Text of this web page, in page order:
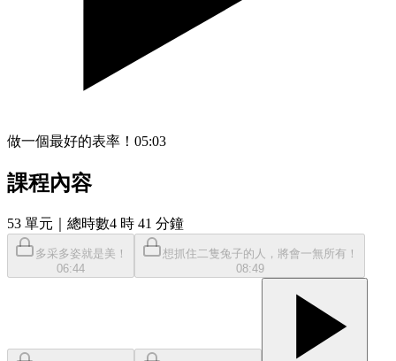
做一個最好的表率！ 05:03
課程內容
53 單元 ｜總時數4 時 41 分鐘
多采多姿就是美！
06:44
想抓住二隻兔子的人，將會一無所有！
08:49